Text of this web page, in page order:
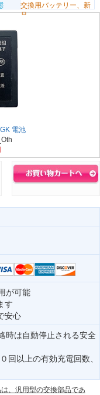
交換用バッテリー、新
品
電池
が可能
す
安心
時は自動停止される安全
回以上の有効充電回数、
、汎用型の交換部品であ